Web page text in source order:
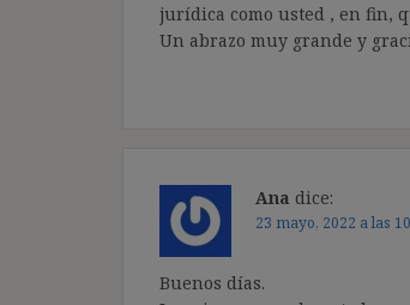
jurídica como usted , en fin,
Un abrazo muy grande y
Ana dice:
23 mayo, 2022 a las
Buenos días.